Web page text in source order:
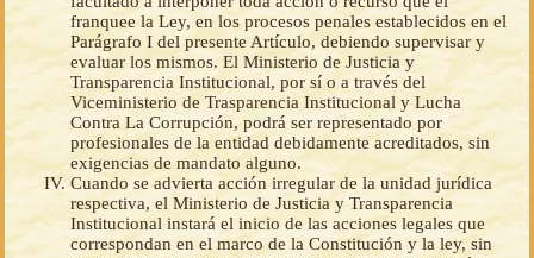
franquee la Ley, en los procesos penales establecidos en el
Parágrafo I del presente Artículo, debiendo supervisar y
evaluar los mismos. El Ministerio de Justicia y
Transparencia Institucional, por sí o a través del
Viceministerio de Trasparencia Institucional y Lucha
Contra La Corrupción, podrá ser representado por
profesionales de la entidad debidamente acreditados, sin
exigencias de mandato alguno.
Cuando se advierta acción irregular de la unidad jurídica
respectiva, el Ministerio de Justicia y Transparencia
Institucional instará el inicio de las acciones legales que
correspondan en el marco de la Constitución y la ley, sin